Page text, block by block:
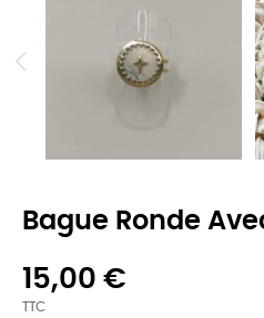
Bague Ronde
15,00 €
TTC